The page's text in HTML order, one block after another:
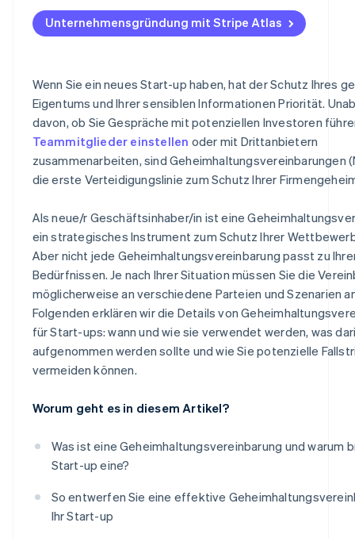
Effektive Vertragserfüllung
Rufschädigung der Gegenseite
Strafanzeige
Verwenden Sie Geheimhaltungsvereinbarungen, wenn
Setzen Sie Ihren Mitarbeitern und Mitarbeitern Grenzen
Kommunikationstools mit Bedacht einsetzen
Finanzinformationen mit Bedacht teilen
Ausgewogenheit zwischen Transparenz und
Anlegern
Gehen Sie mit gutem Beispiel voran
Einen „Need-to-know“-Ansatz verfolgen
Zahlungen und Bankgeschäfte vor Erhalt der EIN-
Automatische Einreichung des 83(b)-Steuerformulars
Hochwertige rechtliche Unternehmensdokumente
Ein Jahr Stripe Payments kostenlos, plus
Rabatte im Wert von 50.000 USD
Unternehmensgründung mit Stripe Atlas
Wenn Sie ein neues Start-up haben, hat der Schutz Ihres
Eigentums und Ihrer sensiblen Informationen Priorität.
davon, ob Sie Gespräche mit potenziellen Investoren
Teammitglieder einstellen oder mit Drittanbietern
zusammenarbeiten, sind Geheimhaltungsvereinbarungen
die erste Verteidigungslinie zum Schutz Ihrer
Als neue/r Geschäftsinhaber/in ist eine
ein strategisches Instrument zum Schutz Ihrer
Aber nicht jede Geheimhaltungsvereinbarung passt zu
Bedürfnissen. Je nach Ihrer Situation müssen Sie die
möglicherweise an verschiedene Parteien und Szenarien
Folgenden erklären wir die Details von
für Start-ups: wann und wie sie verwendet werden, was
aufgenommen werden sollte und wie Sie potenzielle
vermeiden können.
Worum geht es in diesem Artikel?
Was ist eine Geheimhaltungsvereinbarung und warum
Start-up eine?
So entwerfen Sie eine effektive
Ihr Start-up